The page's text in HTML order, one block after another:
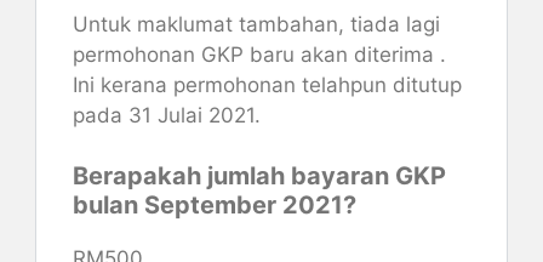
Untuk maklumat tambahan, tiada lagi
permohonan GKP baru akan diterima .
Ini kerana permohonan telahpun ditutup
pada 31 Julai 2021.
Berapakah jumlah bayaran GKP
bulan September 2021?